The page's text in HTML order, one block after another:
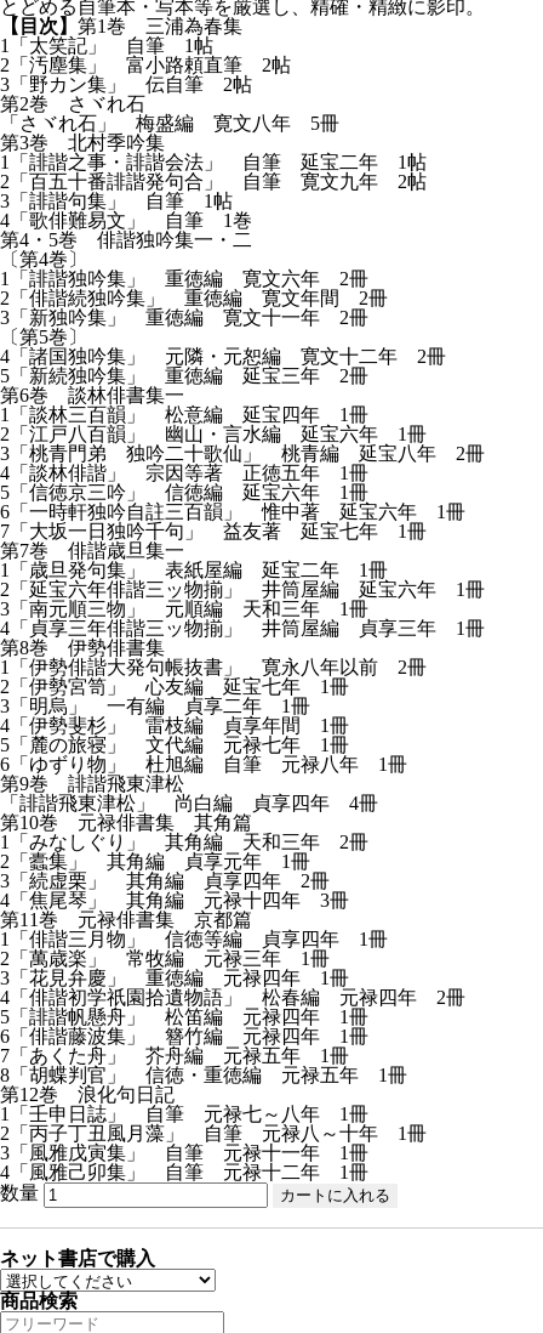
とどめる自筆本・写本等を厳選し、精確・精緻に影印。
【目次】 第1巻 三浦為春集
1「太笑記」 自筆 1帖
2「汚塵集」 富小路頼直筆 2帖
3「野カン集」 伝自筆 2帖
第2巻 さヾれ石
「さヾれ石」 梅盛編 寛文八年 5冊
第3巻 北村季吟集
1「誹諧之事・誹諧会法」 自筆 延宝二年 1帖
2「百五十番誹諧発句合」 自筆 寛文九年 2帖
3「誹諧句集」 自筆 1帖
4「歌俳難易文」 自筆 1巻
第4・5巻 俳諧独吟集一・二
〔第4巻〕
1「誹諧独吟集」 重徳編 寛文六年 2冊
2「俳諧続独吟集」 重徳編 寛文年間 2冊
3「新独吟集」 重徳編 寛文十一年 2冊
〔第5巻〕
4「諸国独吟集」 元隣・元恕編 寛文十二年 2冊
5「新続独吟集」 重徳編 延宝三年 2冊
第6巻 談林俳書集一
1「談林三百韻」 松意編 延宝四年 1冊
2「江戸八百韻」 幽山・言水編 延宝六年 1冊
3「桃青門弟 独吟二十歌仙」 桃青編 延宝八年 2冊
4「談林俳諧」 宗因等著 正徳五年 1冊
5「信徳京三吟」 信徳編 延宝六年 1冊
6「一時軒独吟自註三百韻」 惟中著 延宝六年 1冊
7「大坂一日独吟千句」 益友著 延宝七年 1冊
第7巻 俳諧歳旦集一
1「歳旦発句集」 表紙屋編 延宝二年 1冊
2「延宝六年俳諧三ッ物揃」 井筒屋編 延宝六年 1冊
3「南元順三物」 元順編 天和三年 1冊
4「貞享三年俳諧三ッ物揃」 井筒屋編 貞享三年 1冊
第8巻 伊勢俳書集
1「伊勢俳諧大発句帳抜書」 寛永八年以前 2冊
2「伊勢宮笥」 心友編 延宝七年 1冊
3「明烏」 一有編 貞享二年 1冊
4「伊勢斐杉」 雷枝編 貞享年間 1冊
5「麓の旅寝」 文代編 元禄七年 1冊
6「ゆずり物」 杜旭編 自筆 元禄八年 1冊
第9巻 誹諧飛東津松
「誹諧飛東津松」 尚白編 貞享四年 4冊
第10巻 元禄俳書集 其角篇
1「みなしぐり」 其角編 天和三年 2冊
2「蠹集」 其角編 貞享元年 1冊
3「続虚栗」 其角編 貞享四年 2冊
4「焦尾琴」 其角編 元禄十四年 3冊
第11巻 元禄俳書集 京都篇
1「俳諧三月物」 信徳等編 貞享四年 1冊
2「萬歳楽」 常牧編 元禄三年 1冊
3「花見弁慶」 重徳編 元禄四年 1冊
4「俳諧初学祇園拾遺物語」 松春編 元禄四年 2冊
5「誹諧帆懸舟」 松笛編 元禄四年 1冊
6「俳諧藤波集」 簪竹編 元禄四年 1冊
7「あくた舟」 芥舟編 元禄五年 1冊
8「胡蝶判官」 信徳・重徳編 元禄五年 1冊
第12巻 浪化句日記
1「壬申日誌」 自筆 元禄七～八年 1冊
2「丙子丁丑風月藻」 自筆 元禄八～十年 1冊
3「風雅戊寅集」 自筆 元禄十一年 1冊
4「風雅己卯集」 自筆 元禄十二年 1冊
数量
ネット書店で購入
商品検索